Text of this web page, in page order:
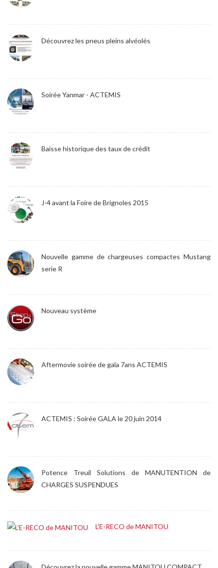
Découvrez les pneus pleins alvéolés
Soirée Yanmar - ACTEMIS
Baisse historique des taux de crédit
J-4 avant la Foire de Brignoles 2015
Nouvelle gamme de chargeuses compactes Mustang
serie R
Nouveau système
Aftermovie soirée de gala 7ans ACTEMIS
ACTEMIS : Soirée GALA le 20 juin 2014
Potence Treuil Solutions de MANUTENTION de
CHARGES SUSPENDUES
L'E-RECO de MANITOU